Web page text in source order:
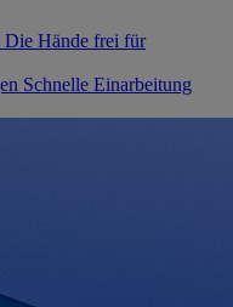
Die Hände frei für
Schnelle Einarbeitung